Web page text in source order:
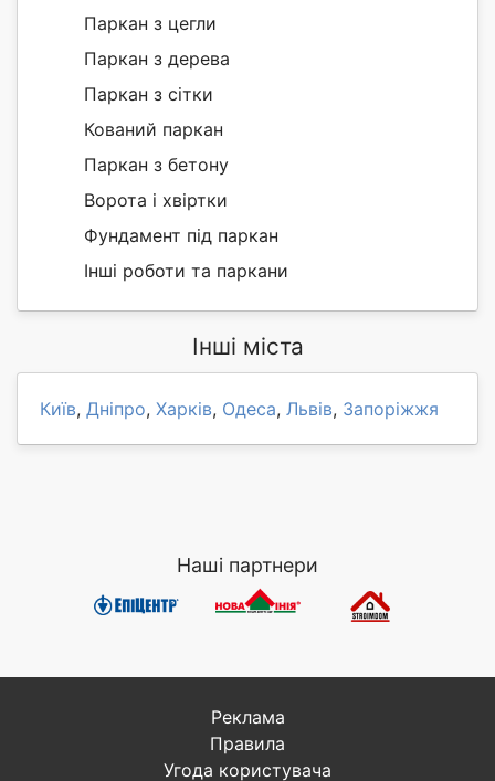
Паркан з цегли
Паркан з дерева
Паркан з сітки
Кований паркан
Паркан з бетону
Ворота і хвіртки
Фундамент під паркан
Інші роботи та паркани
Інші міста
Київ, Дніпро, Харків, Одеса, Львів, Запоріжжя
Наші партнери
Реклама
Правила
Угода користувача